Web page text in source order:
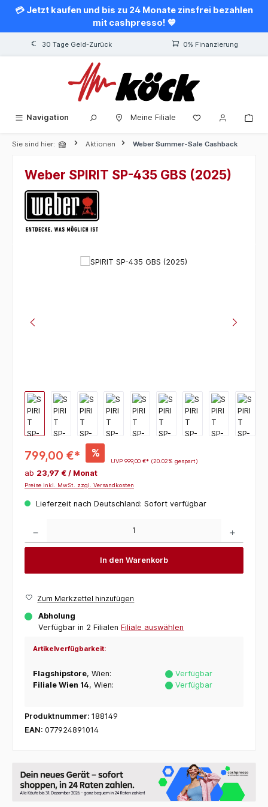
springen
💳 Jetzt kaufen und bis zu 24 Monate zinsfrei bezahlen
mit cashpresso! 💙
30 Tage Geld-Zurück 0% Finanzierung
Navigation Meine Filiale
Sie sind hier: Aktionen Weber Summer-Sale Cashback
Weber SPIRIT SP-435 GBS (2025)
Bildergalerie überspringen
799,00 €* %
UVP 999,00 €* (20.02% gespart)
ab 23,97 € / Monat
Preise inkl. MwSt. zzgl. Versandkosten
Lieferzeit nach Deutschland: Sofort verfügbar
In den Warenkorb
Zum Merkzettel hinzufügen
Abholung
Verfügbar in 2 Filialen Filiale auswählen
Artikelverfügbarkeit:
Flagshipstore, Wien:
Verfügbar
Filiale Wien 14, Wien: Verfügbar
Produktnummer: 188149
EAN: 077924891014